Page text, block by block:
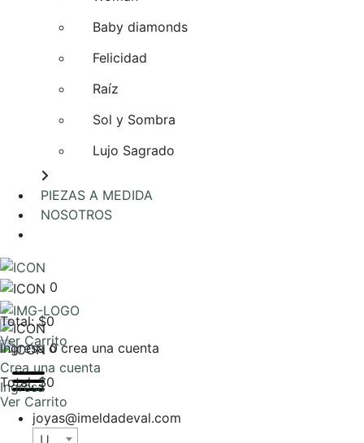
Baby diamonds
Felicidad
Raíz
Sol y Sombra
Lujo Sagrado
PIEZAS A MEDIDA
NOSOTROS
0
Total: $0
Ver Carrito
Ingresa o crea una cuenta
Crea una cuenta
Ingresa
0
Total: $0
Ver Carrito
joyas@imeldadeval.com